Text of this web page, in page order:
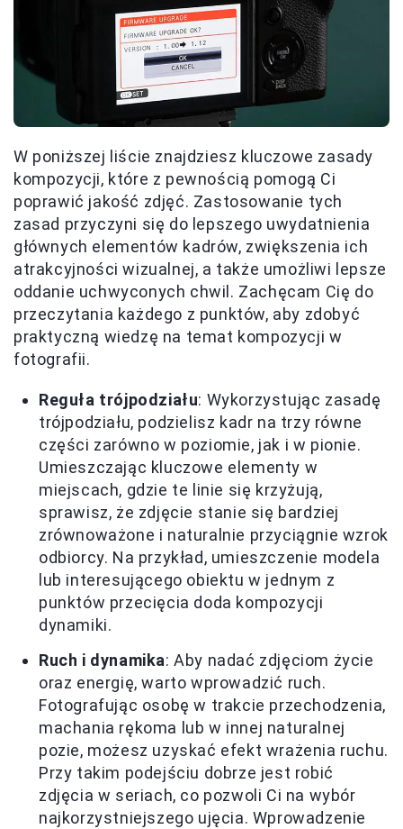
W poniższej liście znajdziesz kluczowe zasady
kompozycji, które z pewnością pomogą Ci
poprawić jakość zdjęć. Zastosowanie tych
zasad przyczyni się do lepszego uwydatnienia
głównych elementów kadrów, zwiększenia ich
atrakcyjności wizualnej, a także umożliwi lepsze
oddanie uchwyconych chwil. Zachęcam Cię do
przeczytania każdego z punktów, aby zdobyć
praktyczną wiedzę na temat kompozycji w
fotografii.
Reguła trójpodziału: Wykorzystując zasadę
trójpodziału, podzielisz kadr na trzy równe
części zarówno w poziomie, jak i w pionie.
Umieszczając kluczowe elementy w
miejscach, gdzie te linie się krzyżują,
sprawisz, że zdjęcie stanie się bardziej
zrównoważone i naturalnie przyciągnie wzrok
odbiorcy. Na przykład, umieszczenie modela
lub interesującego obiektu w jednym z
punktów przecięcia doda kompozycji
dynamiki.
Ruch i dynamika: Aby nadać zdjęciom życie
oraz energię, warto wprowadzić ruch.
Fotografując osobę w trakcie przechodzenia,
machania rękoma lub w innej naturalnej
pozie, możesz uzyskać efekt wrażenia ruchu.
Przy takim podejściu dobrze jest robić
zdjęcia w seriach, co pozwoli Ci na wybór
najkorzystniejszego ujęcia. Wprowadzenie